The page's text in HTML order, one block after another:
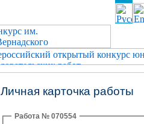
Личная карточка работы
Работа № 070554